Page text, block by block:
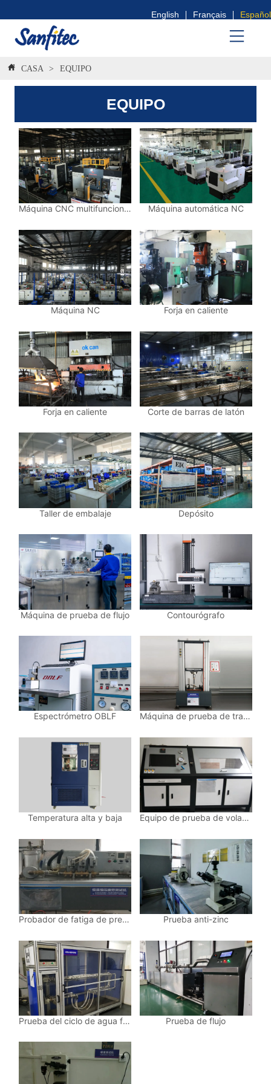
English Français Español
CASA > EQUIPO
EQUIPO
Máquina CNC multifuncional automática Máquina automática NC
Máquina NC Forja en caliente
Forja en caliente Corte de barras de latón
Taller de embalaje Depósito
Máquina de prueba de flujo Contourógrafo
Espectrómetro OBLF Máquina de prueba de tracción
Temperatura alta y baja Equipo de prueba de voladura hidráulica estática
Probador de fatiga de presión y temperatura constante Prueba anti-zinc
Prueba del ciclo de agua fría y caliente Prueba de flujo